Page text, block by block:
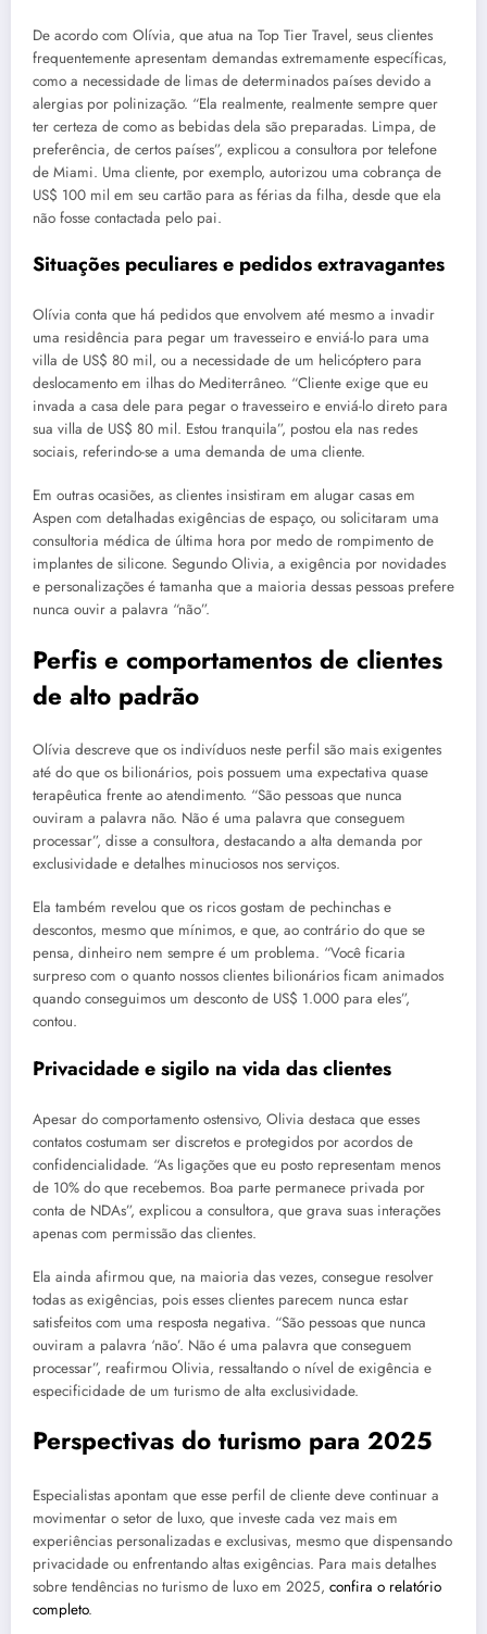
De acordo com Olívia, que atua na Top Tier Travel, seus clientes
frequentemente apresentam demandas extremamente específicas,
como a necessidade de limas de determinados países devido a
alergias por polinização. “Ela realmente, realmente sempre quer
ter certeza de como as bebidas dela são preparadas. Limpa, de
preferência, de certos países”, explicou a consultora por telefone
de Miami. Uma cliente, por exemplo, autorizou uma cobrança de
US$ 100 mil em seu cartão para as férias da filha, desde que ela
não fosse contactada pelo pai.
Situações peculiares e pedidos extravagantes
Olívia conta que há pedidos que envolvem até mesmo a invadir
uma residência para pegar um travesseiro e enviá-lo para uma
villa de US$ 80 mil, ou a necessidade de um helicóptero para
deslocamento em ilhas do Mediterrâneo. “Cliente exige que eu
invada a casa dele para pegar o travesseiro e enviá-lo direto para
sua villa de US$ 80 mil. Estou tranquila”, postou ela nas redes
sociais, referindo-se a uma demanda de uma cliente.
Em outras ocasiões, as clientes insistiram em alugar casas em
Aspen com detalhadas exigências de espaço, ou solicitaram uma
consultoria médica de última hora por medo de rompimento de
implantes de silicone. Segundo Olivia, a exigência por novidades
e personalizações é tamanha que a maioria dessas pessoas prefere
nunca ouvir a palavra “não”.
Perfis e comportamentos de clientes
de alto padrão
Olívia descreve que os indivíduos neste perfil são mais exigentes
até do que os bilionários, pois possuem uma expectativa quase
terapêutica frente ao atendimento. “São pessoas que nunca
ouviram a palavra não. Não é uma palavra que conseguem
processar”, disse a consultora, destacando a alta demanda por
exclusividade e detalhes minuciosos nos serviços.
Ela também revelou que os ricos gostam de pechinchas e
descontos, mesmo que mínimos, e que, ao contrário do que se
pensa, dinheiro nem sempre é um problema. “Você ficaria
surpreso com o quanto nossos clientes bilionários ficam animados
quando conseguimos um desconto de US$ 1.000 para eles”,
contou.
Privacidade e sigilo na vida das clientes
Apesar do comportamento ostensivo, Olivia destaca que esses
contatos costumam ser discretos e protegidos por acordos de
confidencialidade. “As ligações que eu posto representam menos
de 10% do que recebemos. Boa parte permanece privada por
conta de NDAs”, explicou a consultora, que grava suas interações
apenas com permissão das clientes.
Ela ainda afirmou que, na maioria das vezes, consegue resolver
todas as exigências, pois esses clientes parecem nunca estar
satisfeitos com uma resposta negativa. “São pessoas que nunca
ouviram a palavra ‘não’. Não é uma palavra que conseguem
processar”, reafirmou Olivia, ressaltando o nível de exigência e
especificidade de um turismo de alta exclusividade.
Perspectivas do turismo para 2025
Especialistas apontam que esse perfil de cliente deve continuar a
movimentar o setor de luxo, que investe cada vez mais em
experiências personalizadas e exclusivas, mesmo que dispensando
privacidade ou enfrentando altas exigências. Para mais detalhes
sobre tendências no turismo de luxo em 2025, confira o relatório
completo.